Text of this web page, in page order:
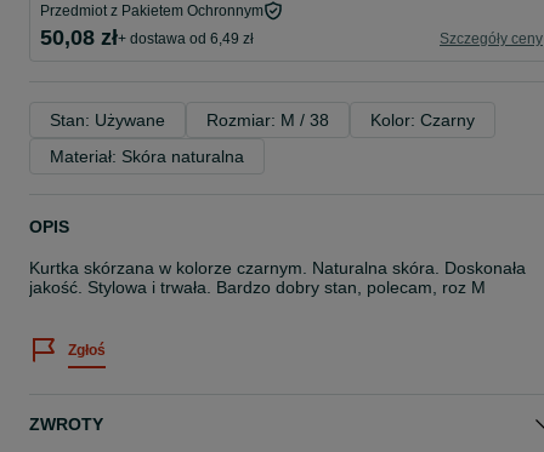
Przedmiot z Pakietem Ochronnym
50,08 zł+ dostawa od 6,49 zł Szczegóły ceny
Stan: Używane Rozmiar: M / 38
Kolor: Czarny
Materiał: Skóra naturalna
OPIS
Kurtka skórzana w kolorze czarnym. Naturalna skóra. Doskonała
jakość. Stylowa i trwała. Bardzo dobry stan, polecam, roz M
Zgłoś
ZWROTY